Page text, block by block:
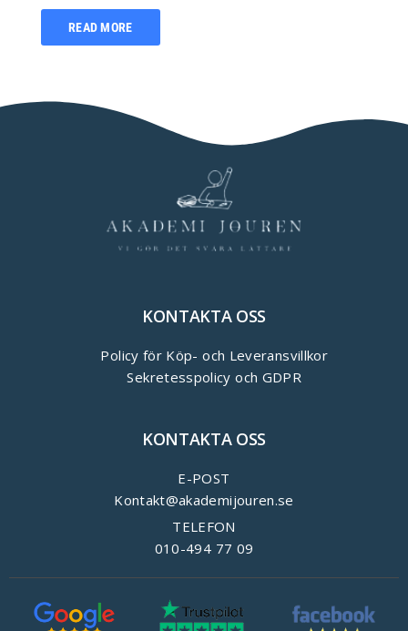
READ MORE
KONTAKTA OSS
Policy för Köp- och Leveransvillkor
Sekretesspolicy och GDPR
KONTAKTA OSS
E-POST
Kontakt@akademijouren.se
TELEFON
010-494 77 09